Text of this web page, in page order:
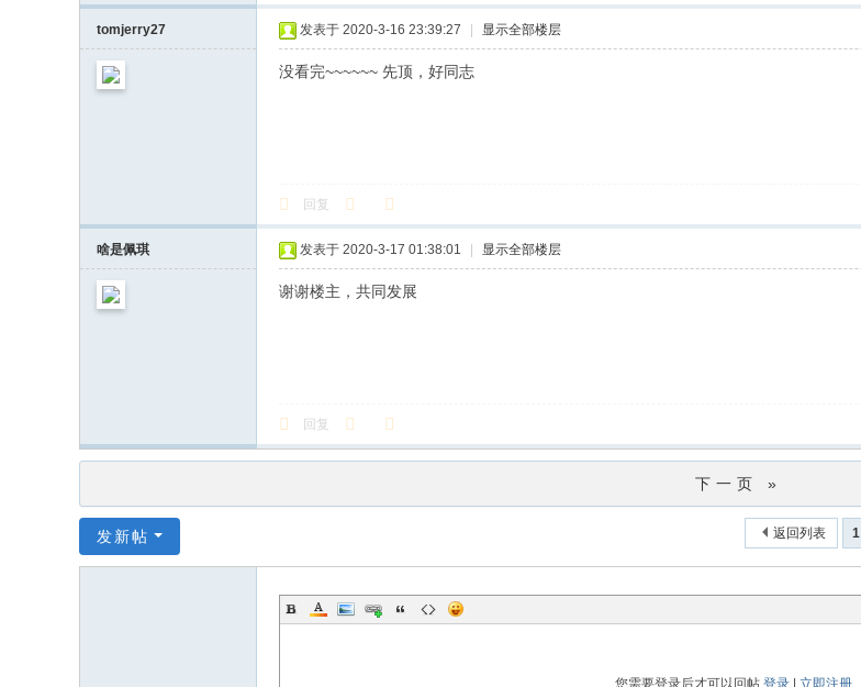
tomjerry27 发表于 2020-3-16 23:39:27 显示全部楼层
没看完~~~~~~ 先顶，好同志
回复
啥是佩琪 发表于 2020-3-17 01:38:01 显示全部楼层
谢谢楼主，共同发展
回复
下一页 »
1
返回列表
发新帖
您需要登录后才可以回帖 登录| 立即注册